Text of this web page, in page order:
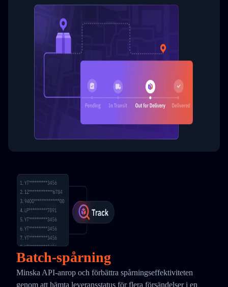
Batch-spårning
Minska API-anrop och förbättra spårningseffektiviteten
genom att hämta leveransstatus för flera försändelser i en